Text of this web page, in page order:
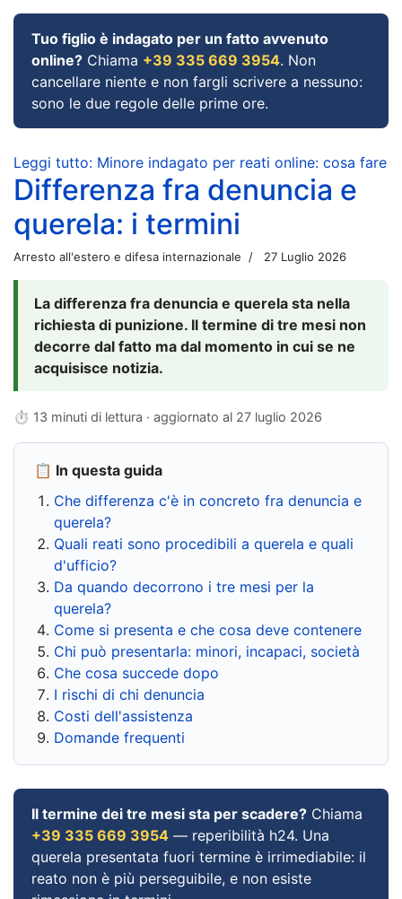
Tuo figlio è indagato per un fatto avvenuto
online? Chiama +39 335 669 3954. Non
cancellare niente e non fargli scrivere a nessuno:
sono le due regole delle prime ore.
Leggi tutto: Minore indagato per reati online: cosa fare
Differenza fra denuncia e
querela: i termini
Arresto all'estero e difesa internazionale 27 Luglio 2026
La differenza fra denuncia e querela sta nella
richiesta di punizione. Il termine di tre mesi non
decorre dal fatto ma dal momento in cui se ne
acquisisce notizia.
⏱ 13 minuti di lettura · aggiornato al 27 luglio 2026
📋 In questa guida
Che differenza c'è in concreto fra denuncia e
querela?
Quali reati sono procedibili a querela e quali
d'ufficio?
Da quando decorrono i tre mesi per la
querela?
Come si presenta e che cosa deve contenere
Chi può presentarla: minori, incapaci, società
Che cosa succede dopo
I rischi di chi denuncia
Costi dell'assistenza
Domande frequenti
Il termine dei tre mesi sta per scadere? Chiama
+39 335 669 3954 — reperibilità h24. Una
querela presentata fuori termine è irrimediabile: il
reato non è più perseguibile, e non esiste